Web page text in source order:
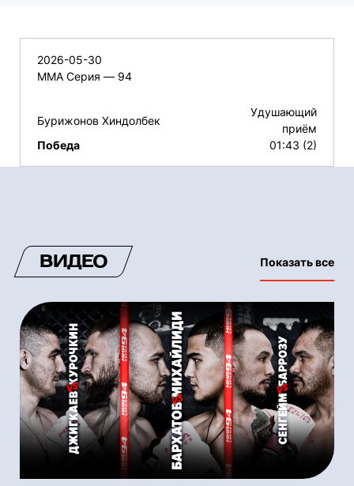
2026-05-30
ММА Серия — 94
Бурижонов Хиндолбек
Победа
Удушающий
приём
01:43 (2)
ВИДЕО Показать все